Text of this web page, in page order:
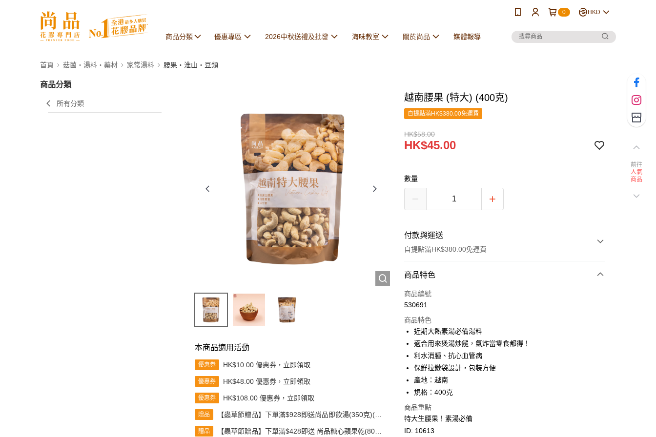
0 HKD
商品分類 優惠專區 2026中秋送禮及批發 海味教室 關於尚品 媒體報導
首頁 菇菌・湯料・藥材 家常湯料 腰果・淮山・豆類
商品分類
所有分類
本商品適用活動
優惠券 HK$10.00 優惠券，立即領取
優惠券 HK$48.00 優惠券，立即領取
優惠券 HK$108.00 優惠券，立即領取
贈品
【蟲草節贈品】下單滿$928即送尚品即飲湯(350克)(款
贈品
【蟲草節贈品】下單滿$428即送 尚品糖心蘋果乾(80
越南腰果 (特大) (400克)
自提點滿HK$380.00免運費
HK$58.00
HK$45.00
數量
付款與運送
自提點滿HK$380.00免運費
付款方式
信用卡
Google Pay
AlipayHK
PayMe
WeChat Pay
其他轉帳方式
相關說明
商品特色
商品編號
530691
商品特色
近期大熱素湯必備湯料
適合用來煲湯炒餸，氣炸當零食都得！
利水消腫、抗心血管病
保鮮拉鏈袋設計，包裝方便
產地：越南
規格：400克
商品重點
特大生腰果！素湯必備
ID: 10613
前往
人氣
商品